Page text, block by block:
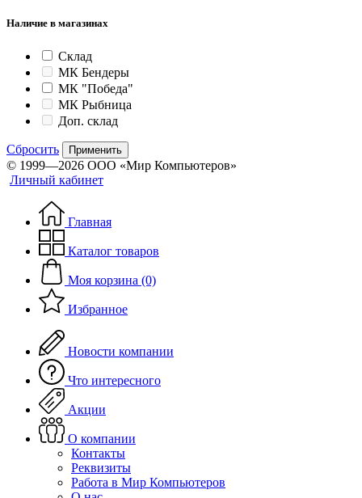
Наличие в магазинах
Склад
МК Бендеры
МК "Победа"
МК Рыбница
Доп. склад
Сбросить Применить
© 1999—2026 ООО «Мир Компьютеров»
Личный кабинет
Главная
Каталог товаров
Моя корзина (0)
Избранное
Новости компании
Что интересного
Акции
О компании
Контакты
Реквизиты
Работа в Мир Компьютеров